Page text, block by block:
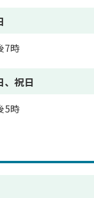
7時
、祝日
5時